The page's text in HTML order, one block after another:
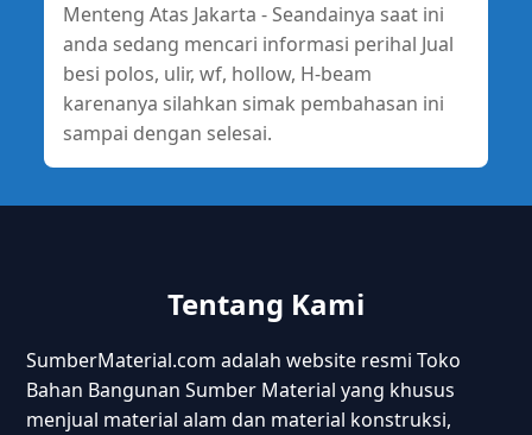
Menteng Atas Jakarta - Seandainya saat ini
anda sedang mencari informasi perihal Jual
besi polos, ulir, wf, hollow, H-beam
karenanya silahkan simak pembahasan ini
sampai dengan selesai.
Tentang Kami
SumberMaterial.com adalah website resmi Toko
Bahan Bangunan Sumber Material yang khusus
menjual material alam dan material konstruksi,